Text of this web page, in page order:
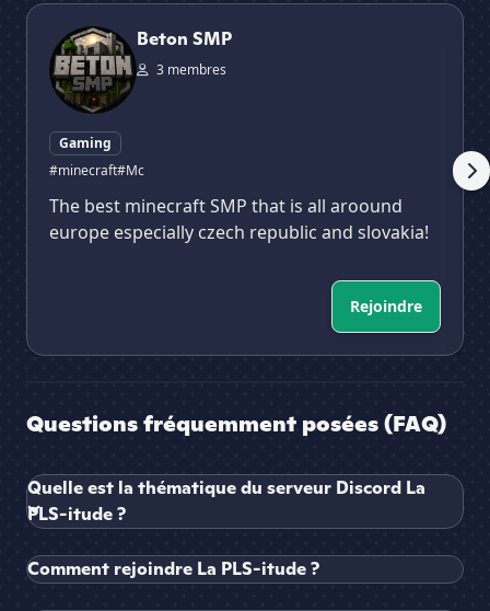
Beton SMP
Beton SMP
3 membres
Gaming
#minecraft#Mc
The best minecraft SMP that is all aroound
europe especially czech republic and slovakia!
Rejoindre
Questions fréquemment posées (FAQ)
Quelle est la thématique du serveur Discord La
PLS-itude ?
Comment rejoindre La PLS-itude ?